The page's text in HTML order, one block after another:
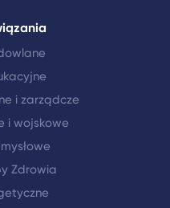
i zarządcze
i wojskowe
Zdrowia